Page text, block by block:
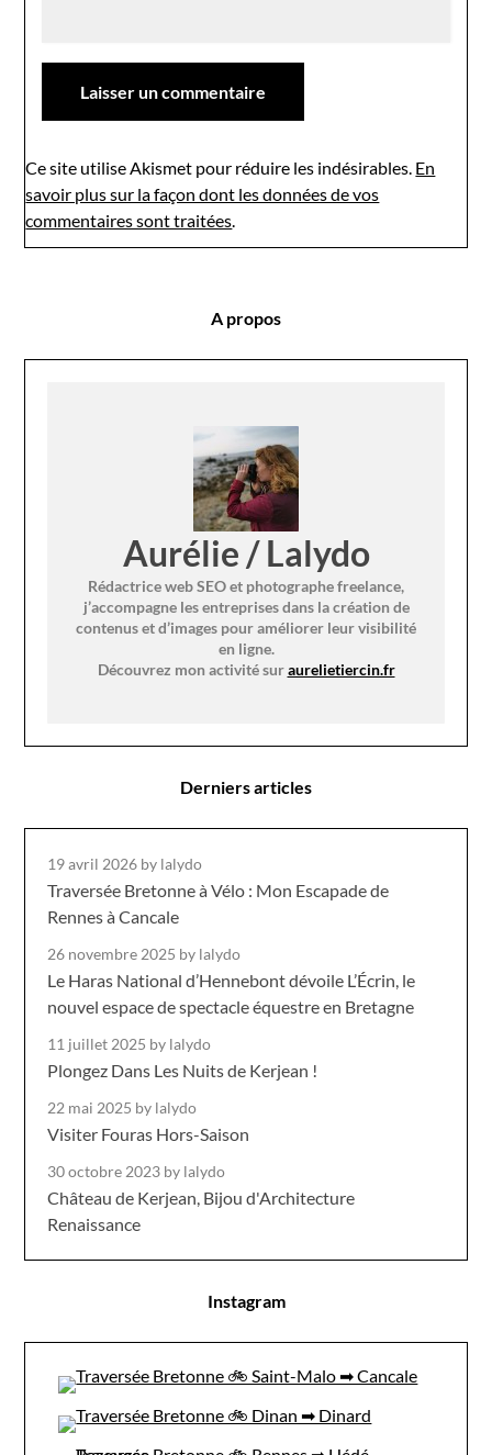
Ce site utilise Akismet pour réduire les indésirables. En
savoir plus sur la façon dont les données de vos
commentaires sont traitées.
A propos
Aurélie / Lalydo
Rédactrice web SEO et photographe freelance,
j’accompagne les entreprises dans la création de
contenus et d’images pour améliorer leur visibilité
en ligne.
Découvrez mon activité suraurelietiercin.fr
Derniers articles
19 avril 2026 by lalydo
Traversée Bretonne à Vélo : Mon Escapade de
Rennes à Cancale
26 novembre 2025 by lalydo
Le Haras National d’Hennebont dévoile L’Écrin, le
nouvel espace de spectacle équestre en Bretagne
11 juillet 2025 by lalydo
Plongez Dans Les Nuits de Kerjean !
22 mai 2025 by lalydo
Visiter Fouras Hors-Saison
30 octobre 2023 by lalydo
Château de Kerjean, Bijou d'Architecture
Renaissance
Instagram